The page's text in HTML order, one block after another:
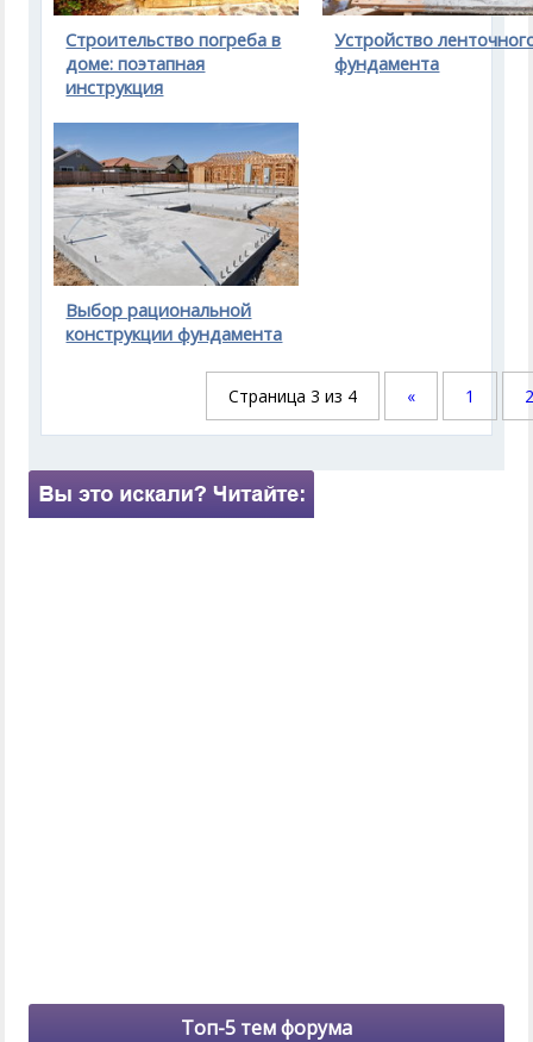
Строительство погреба в
доме: поэтапная
инструкция
Устройство
фундамента
Выбор рациональной
конструкции фундамента
Страница 3 из 4 « 1
Топ-5 тем форума